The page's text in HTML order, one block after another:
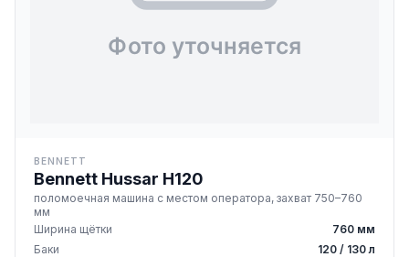
BENNETT
Bennett Hussar H120
поломоечная машина с местом оператора, захват 750–760
мм
Ширина щётки
760 мм
Баки
120 / 130 л